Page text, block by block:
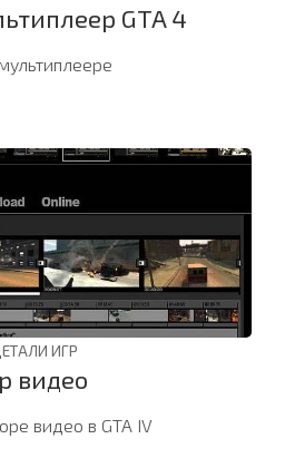
GTA 4
ИГР
видео
видео в GTA IV